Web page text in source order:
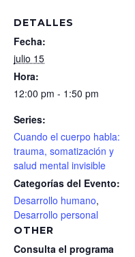
DETALLES
Fecha:
julio 15
Hora:
12:00 pm - 1:50 pm
Series:
Cuando el cuerpo habla:
trauma, somatización y
salud mental invisible
Categorías del Evento:
Desarrollo humano,
Desarrollo personal
OTHER
Consulta el programa